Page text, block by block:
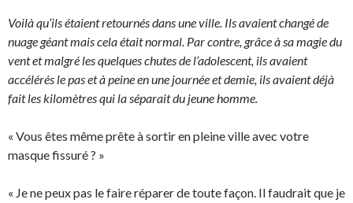
Voilà qu’ils étaient retournés dans une ville. Ils avaient changé de
nuage géant mais cela était normal. Par contre, grâce à sa magie du
vent et malgré les quelques chutes de l’adolescent, ils avaient
accélérés le pas et à peine en une journée et demie, ils avaient déjà
fait les kilomètres qui la séparait du jeune homme.
« Vous êtes même prête à sortir en pleine ville avec votre
masque fissuré ? »
« Je ne peux pas le faire réparer de toute façon. Il faudrait que je